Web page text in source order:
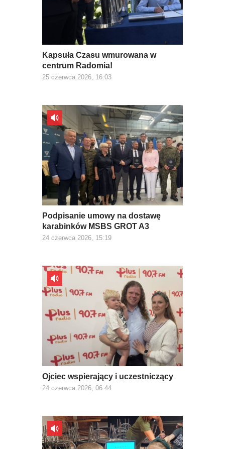
Kapsuła Czasu wmurowana w
centrum Radomia!
25 czerwca 2026, 16:03
Podpisanie umowy na dostawę
karabinków MSBS GROT A3
24 czerwca 2026, 15:19
Ojciec wspierający i uczestniczący
24 czerwca 2026, 06:44